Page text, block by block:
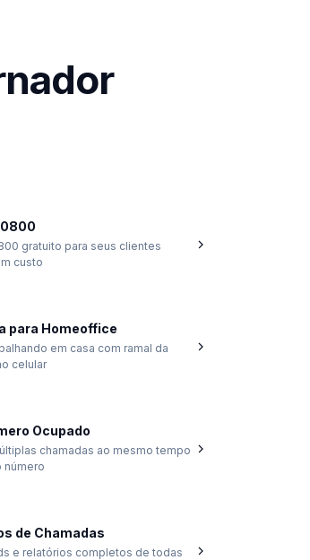
gratuito para seus clientes
custo
para Homeoffice
em casa com ramal da
celular
Ocupado
chamadas ao mesmo tempo
número
de Chamadas
e relatórios completos de todas